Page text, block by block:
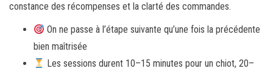
constance des récompenses et la clarté des commandes.
On ne passe à l’étape suivante qu’une fois la précédente
bien maîtrisée
Les sessions durent 10–15 minutes pour un chiot, 20–